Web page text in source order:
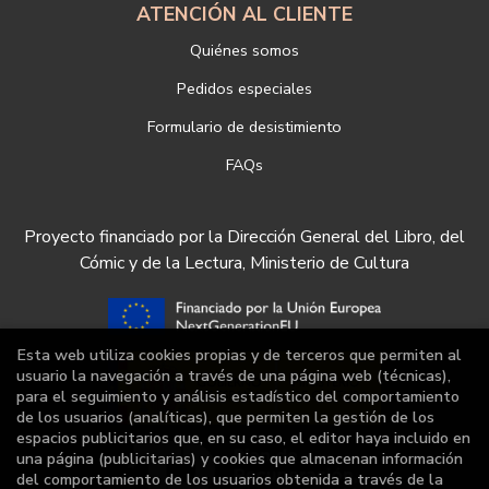
ATENCIÓN AL CLIENTE
Quiénes somos
Pedidos especiales
Formulario de desistimiento
FAQs
Proyecto financiado por la Dirección General del Libro, del
Cómic y de la Lectura, Ministerio de Cultura
Esta web utiliza cookies propias y de terceros que permiten al
usuario la navegación a través de una página web (técnicas),
para el seguimiento y análisis estadístico del comportamiento
de los usuarios (analíticas), que permiten la gestión de los
espacios publicitarios que, en su caso, el editor haya incluido en
una página (publicitarias) y cookies que almacenan información
del comportamiento de los usuarios obtenida a través de la